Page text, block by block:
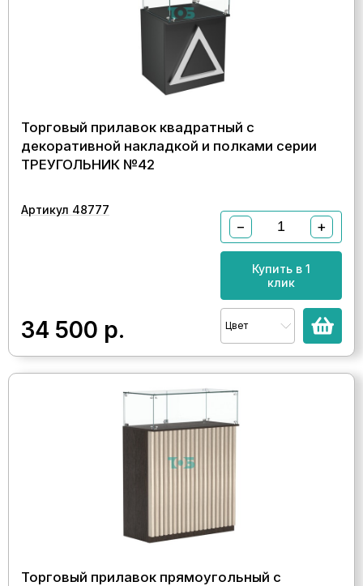
Торговый прилавок квадратный с
декоративной накладкой и полками серии
ТРЕУГОЛЬНИК №42
Артикул 48777
34 500 р.
− +
Купить в 1
клик
Цвет
Торговый прилавок прямоугольный с